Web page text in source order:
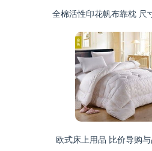
欧式床上用品 比价导购